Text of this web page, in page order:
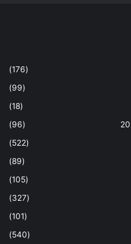
(176)
(99)
(18)
(96)
(522)
(89)
(105)
(327)
(101)
(540)